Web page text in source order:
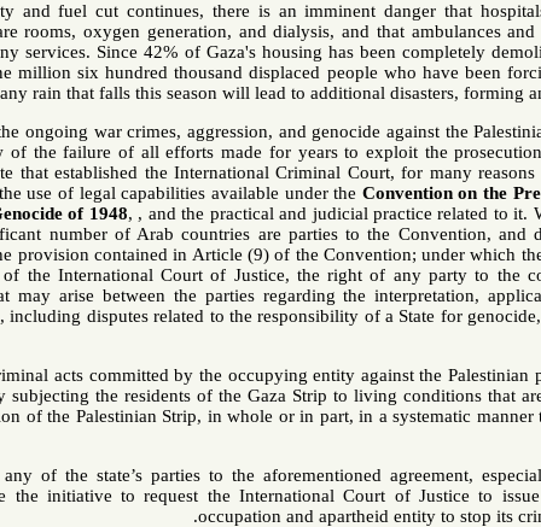
As electricity and fuel cut continues, there is an imminent
intensive care rooms, oxygen generation, and dialysis, and that
providing any services. Since 42% of Gaza's housing has been
there are one million six hundred thousand displaced people who
any rain that falls this season will lead to additional
In view of the ongoing war crimes, aggression, and genocide
and in view of the failure of all efforts made for years to exploit
Rome Statute that established the International Criminal Court, for
we call for the use of legal capabilities available under the
Crime of Genocide of 1948, ,and the practical and judicial
and a significant number of Arab countries are parties to the
regarding the provision containedin Article (9) of the Convention;
jurisdiction of the International Court of Justice, the right of any
disputes that may arise between the parties regarding the
Convention, including disputes related to the responsibility of a
Since the criminal acts committed by the occupying entity against
intentionally subjecting the residents of the Gaza Strip to living
the population of the Palestinian Strip, in whole or in part, in a
First: That any of the state’s parties to the aforementioned
parties, take the initiative to request the International Court of
occupation and apartheid